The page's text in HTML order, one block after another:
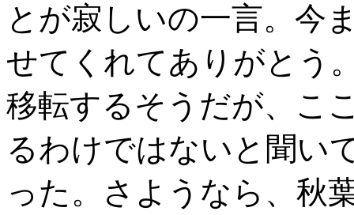
とが寂しいの一言。今
せてくれてありがとう
移転するそうだが、こ
るわけではないと聞い
った。さようなら、秋